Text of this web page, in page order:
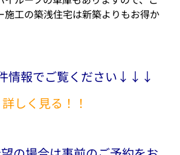
施工の築浅住宅は新築よりもお得か
情報でご覧ください↓↓↓
詳しく見る！！